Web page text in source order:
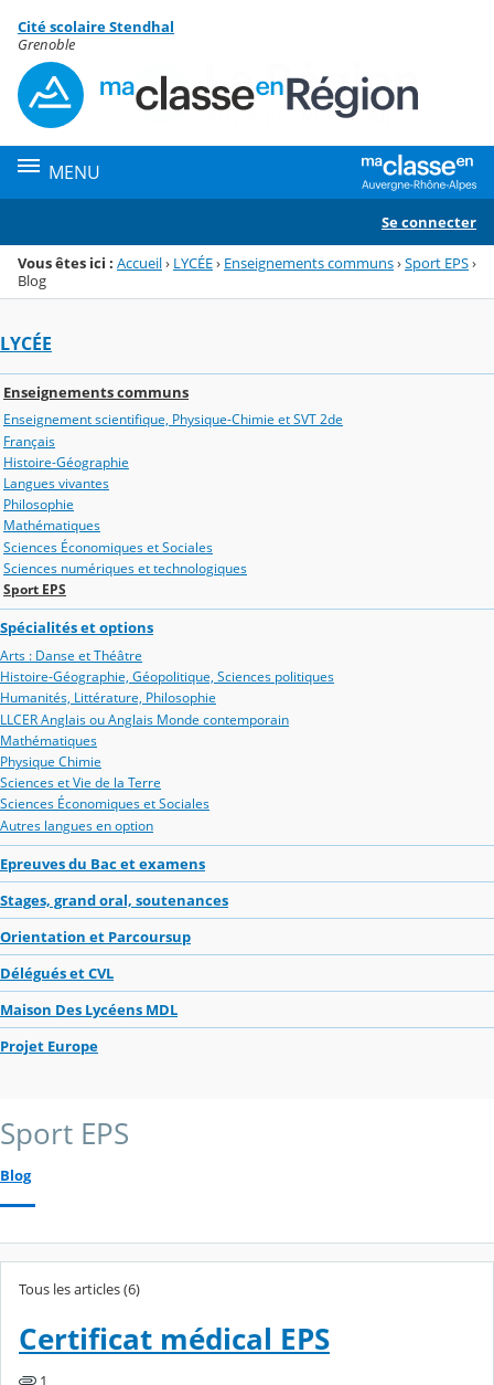
Menu de la rubrique
Contenu
Cité scolaire Stendhal
Grenoble
MENU
Se connecter
Vous êtes ici : Accueil› LYCÉE› Enseignements communs›Sport EPS›
Blog
LYCÉE
Enseignements communs
Enseignement scientifique, Physique-Chimie et SVT 2de
Français
Histoire-Géographie
Langues vivantes
Philosophie
Mathématiques
Sciences Économiques et Sociales
Sciences numériques et technologiques
Sport EPS
Spécialités et options
Arts : Danse et Théâtre
Histoire-Géographie, Géopolitique, Sciences politiques
Humanités, Littérature, Philosophie
LLCER Anglais ou Anglais Monde contemporain
Mathématiques
Physique Chimie
Sciences et Vie de la Terre
Sciences Économiques et Sociales
Autres langues en option
Epreuves du Bac et examens
Stages, grand oral, soutenances
Orientation et Parcoursup
Délégués et CVL
Maison Des Lycéens MDL
Projet Europe
Sport EPS
Blog
Tous les articles (6)
Certificat médical EPS
1